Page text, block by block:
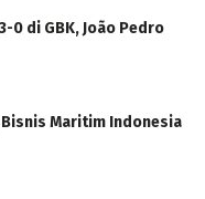
0 di GBK, João Pedro
Maritim Indonesia